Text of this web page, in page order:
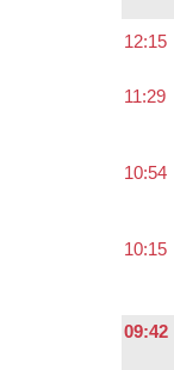
12:15
11:29
10:54
10:15
09:42